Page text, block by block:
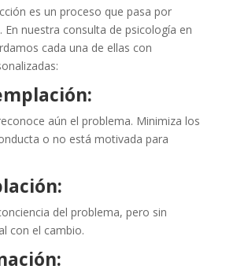
es un proceso que pasa por
En nuestra consulta de psicología en
cada una de ellas con
aún el problema. Minimiza los
o no está motivada para
del problema, pero sin
con el cambio.